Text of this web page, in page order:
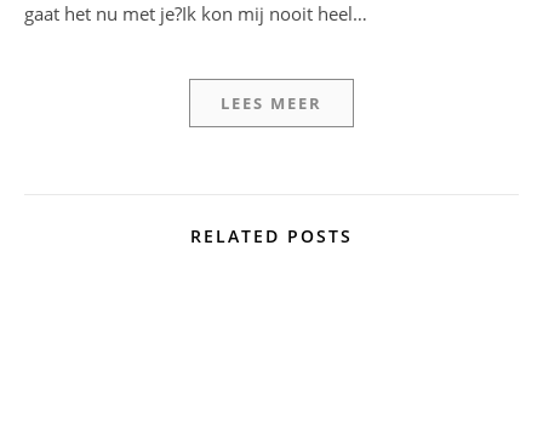
gaat het nu met je?Ik kon mij nooit heel…
LEES MEER
RELATED POSTS